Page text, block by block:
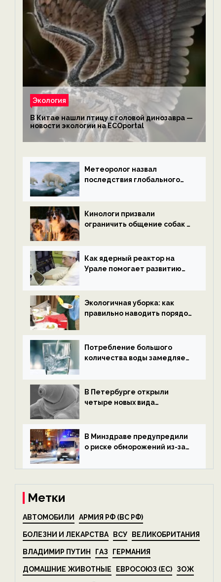
Экология
В Китае нашли птицу с головой динозавра —
новости экологии на ECOportal
Метеоролог назвал
последствия глобального
ECOportal
Кинологи призвали
ограничить общение собак с
ECOportal
Как ядерный реактор на
Урале помогает развитию
ECOportal
Экологичная уборка: как
правильно наводить порядок
Потребление большого
количества воды замедляет
В Петербурге открыли
четыре новых вида
экологии на ECOportal
В Минздраве предупредили
о риске обморожений из-за
на ECOportal
Метки
АВТОМОБИЛИ АРМИЯ РФ (ВС РФ)
БОЛЕЗНИ И ЛЕКАРСТВА ВСУ ВЕЛИКОБРИТАНИЯ
ВЛАДИМИР ПУТИН ГАЗ ГЕРМАНИЯ
ДОМАШНИЕ ЖИВОТНЫЕ ЕВРОСОЮЗ (ЕС) ЗОЖ